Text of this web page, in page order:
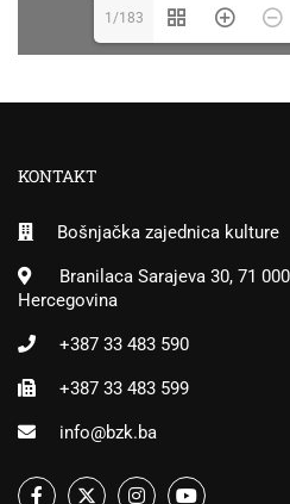
1/183
KONTAKT
Bošnjačka zajednica kulture
Branilaca Sarajeva 30, 71
Hercegovina
+387 33 483 590
+387 33 483 599
info@bzk.ba